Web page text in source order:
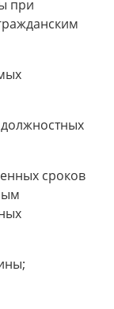
при
должностных
сроков